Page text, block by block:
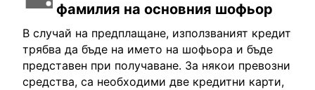
фамилия на основния шофьор
В случай на предплащане, използваният кредит
трябва да бъде на името на шофьора и бъде
представен при получаване. За някои превозни
средства, са необходими две кредитни карти,